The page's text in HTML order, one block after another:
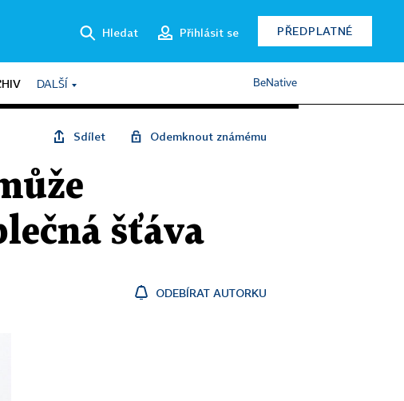
Hledat Přihlásit se PŘEDPLATNÉ
DALŠÍ BeNative
Sdílet Odemknout známému
šťáva
ODEBÍRAT AUTORKU